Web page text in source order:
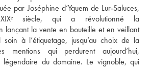
par Joséphine d’Yquem de Lur‑Saluces,
siècle, qui a révolutionné la
lançant la vente en bouteille et en veillant
à l’étiquetage, jusqu’au choix de la
mentions qui perdurent aujourd’hui,
légendaire du domaine. Le vignoble, qui